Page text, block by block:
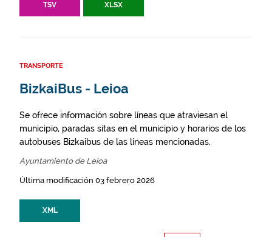
TSV XLSX
TRANSPORTE
BizkaiBus - Leioa
Se ofrece información sobre líneas que atraviesan el
municipio, paradas sitas en el municipio y horarios de los
autobuses Bizkaibus de las líneas mencionadas.
Ayuntamiento de Leioa
Última modificación 03 febrero 2026
XML